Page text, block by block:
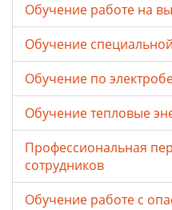
Обучение работе на
Обучение
Обучение по
Обучение тепловые
Профессиональная
сотрудников
Обучение работе с